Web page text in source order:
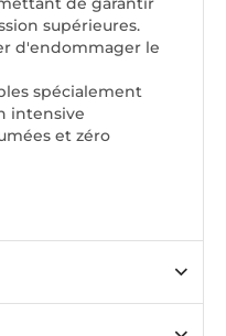
supérieures.
d'endommager le
spécialement
intensive
et zéro